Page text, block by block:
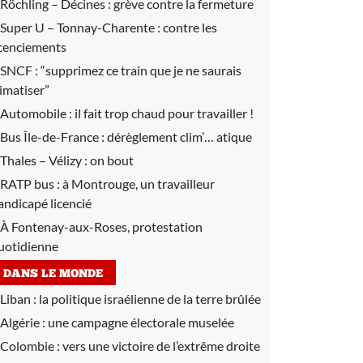
Röchling – Décines : grève contre la fermeture
Super U – Tonnay-Charente : contre les
SNCF : “supprimez ce train que je ne saurais
Automobile : il fait trop chaud pour travailler !
Bus Île-de-France : dérèglement clim’… atique
Thales – Vélizy : on bout
RATP bus : à Montrouge, un travailleur
licencié
À Fontenay-aux-Roses, protestation
DANS LE MONDE
Liban : la politique israélienne de la terre brûlée
Algérie : une campagne électorale muselée
Colombie : vers une victoire de l’extrême droite